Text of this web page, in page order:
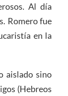
Al día
Romero fue
en la
aislado sino
(Hebreos